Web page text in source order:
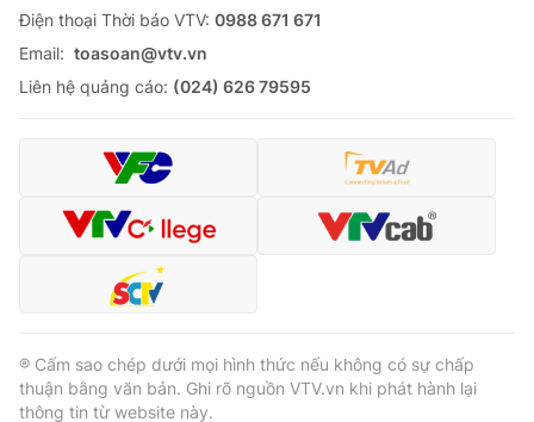
Ðiện thoại Thời báo VTV: 0988 671 671
Email: toasoan@vtv.vn
Liên hệ quảng cáo: (024) 626 79595
® Cấm sao chép dưới mọi hình thức nếu không có sự chấp
thuận bằng văn bản. Ghi rõ nguồn VTV.vn khi phát hành lại
thông tin từ website này.